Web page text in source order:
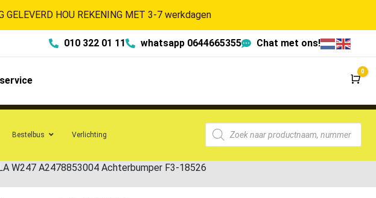
GELEVERD HOU REKENING MET 3-7 werkdagen
010 322 01 11 whatsapp 0644665355 Chat met ons!
0
Bestelbus Verlichting
W247 A2478853004 Achterbumper F3-18526